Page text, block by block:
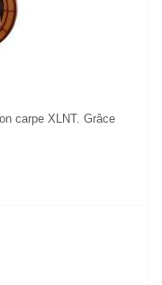
carpe XLNT. Grâce